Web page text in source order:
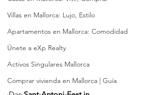
Villas en Mallorca: Lujo, Estilo
Apartamentos en Mallorca: Comodidad
Únete a eXp Realty
Activos Singulares Mallorca
Comprar vivienda en Mallorca | Guía